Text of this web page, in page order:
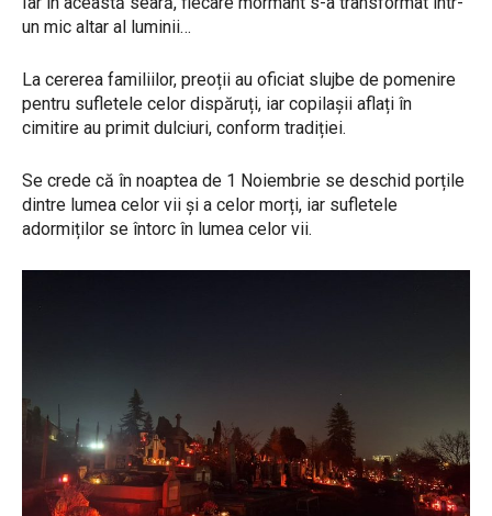
un mic altar al luminii…
La cererea familiilor, preoții au oficiat slujbe de pomenire
pentru sufletele celor dispăruți, iar copilașii aflați în
cimitire au primit dulciuri, conform tradiției.
Se crede că în noaptea de 1 Noiembrie se deschid porțile
dintre lumea celor vii și a celor morți, iar sufletele
adormiților se întorc în lumea celor vii.